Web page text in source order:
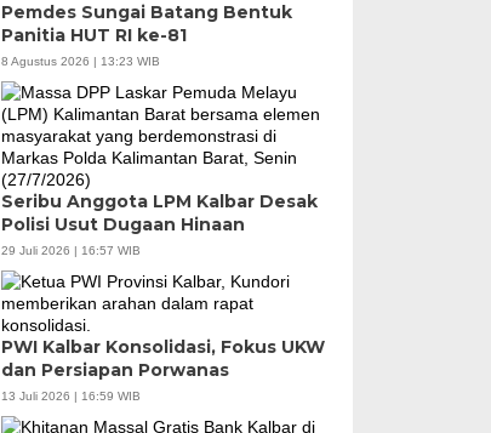
Pemdes Sungai Batang Bentuk
Panitia HUT RI ke-81
8 Agustus 2026 | 13:23 WIB
Seribu Anggota LPM Kalbar Desak
Polisi Usut Dugaan Hinaan
29 Juli 2026 | 16:57 WIB
PWI Kalbar Konsolidasi, Fokus UKW
dan Persiapan Porwanas
13 Juli 2026 | 16:59 WIB